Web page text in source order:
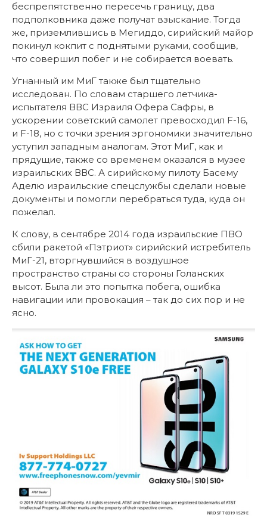
беспрепятственно пересечь границу, два
подполковника даже получат взыскание. Тогда
же, приземлившись в Мегиддо, сирийский майор
покинул кокпит с поднятыми руками, сообщив,
что совершил побег и не собирается воевать.
Угнанный им МиГ также был тщательно
исследован. По словам старшего летчика-
испытателя ВВС Израиля Офера Сафры, в
ускорении советский самолет превосходил F-16,
и F-18, но с точки зрения эргономики значительно
уступил западным аналогам. Этот МиГ, как и
прядущие, также со временем оказался в музее
израильских ВВС. А сирийскому пилоту Басему
Аделю израильские спецслужбы сделали новые
документы и помогли перебраться туда, куда он
пожелал.
К слову, в сентябре 2014 года израильские ПВО
сбили ракетой «Пэтриот» сирийский истребитель
МиГ-21, вторгнувшийся в воздушное
пространство страны со стороны Голанских
высот. Была ли это попытка побега, ошибка
навигации или провокация – так до сих пор и не
ясно.